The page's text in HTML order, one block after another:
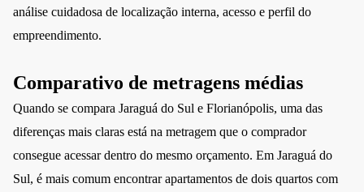
análise cuidadosa de localização interna, acesso e perfil do
empreendimento.
Comparativo de metragens médias
Quando se compara Jaraguá do Sul e Florianópolis, uma das
diferenças mais claras está na metragem que o comprador
consegue acessar dentro do mesmo orçamento. Em Jaraguá do
Sul, é mais comum encontrar apartamentos de dois quartos com